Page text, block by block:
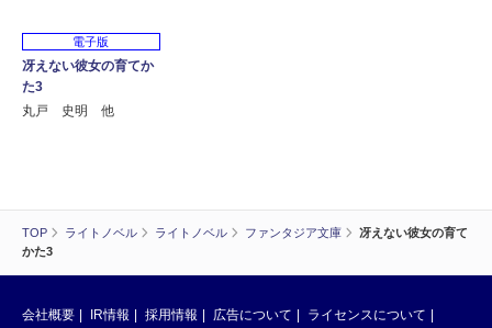
TOP ライトノベル ライトノベル ファンタジア文庫
冴えない彼女の育て
かた3
電子版
冴えない彼女の育てか
た3
丸戸 史明 他
会社概要 IR情報 採用情報 広告について
ライセンスについて